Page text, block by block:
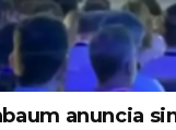
anuncia